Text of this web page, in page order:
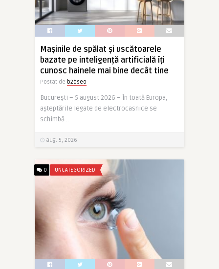
Mașinile de spălat și uscătoarele
bazate pe inteligență artificială îți
cunosc hainele mai bine decât tine
Postat de b2bseo
București – 5 august 2026 – În toată Europa,
așteptările legate de electrocasnice se
schimbă ..
aug. 5, 2026
0 UNCATEGORIZED